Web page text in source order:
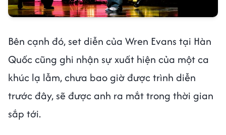
Bên cạnh đó, set diễn của Wren Evans tại Hàn
Quốc cũng ghi nhận sự xuất hiện của một ca
khúc lạ lẫm, chưa bao giờ được trình diễn
trước đây, sẽ được anh ra mắt trong thời gian
sắp tới.